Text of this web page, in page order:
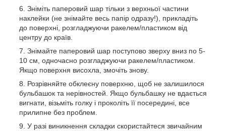
Зніміть паперовий шар тільки з верхньої частини
наклейки (не знімайте весь папір одразу!), прикладіть
до поверхні, розгладжуючи ракелем/пластиком від
центру до країв.
Знімайте паперовий шар поступово зверху вниз по 5-
10 см, одночасно розгладжуючи ракелем/пластиком.
Якщо поверхня висохла, змочіть знову.
Розрівняйте обклеєну поверхню, щоб не залишилося
бульбашок та нерівностей. Якщо бульбашку не вдається
вигнати, візьміть голку і проколіть її посередині, все
прилипне без проблем.
У разі виникнення складки скористайтеся звичайним